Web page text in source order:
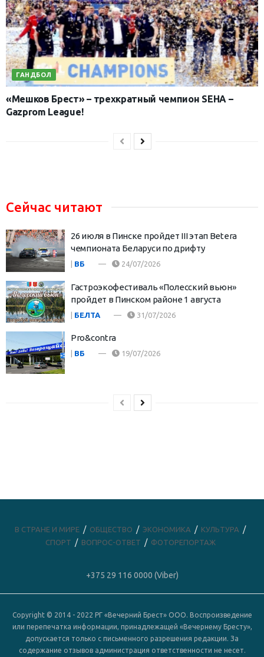
ГАНДБОЛ
«Мешков Брест» – трехкратный чемпион SEHA –
Gazprom League!
Сейчас читают
26 июля в Пинске пройдет III этап Betera
чемпионата Беларуси по дрифту
ВБ 24/07/2026
Гастроэкофестиваль «Полесский вьюн»
пройдет в Пинском районе 1 августа
| БЕЛТА 31/07/2026
Pro&contra
ВБ 19/07/2026
В СТРАНЕ И МИРЕ ОБЩЕСТВО ЭКОНОМИКА
КУЛЬТУРА
СПОРТ
ВОПРОС-ОТВЕТ ФОТОРЕПОРТАЖ
+375 29 116 0000 (Viber)
Copyright © 2014 - 2022 РГ «Вечерний Брест» ООО. Воспроизведение
или перепечатка информации, принадлежащей «Вечернему Бресту»,
допускается только с письменного разрешения редакции. За
содержание отзывов администрация ответственности не несет.